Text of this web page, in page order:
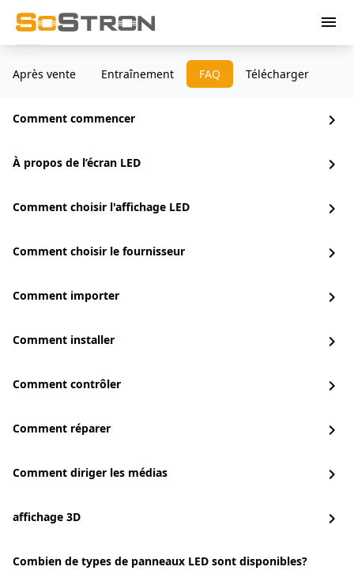
menu
Après vente Entraînement FAQ Télécharger
Comment commencer chevron_right
À propos de l’écran LED chevron_right
Comment choisir l'affichage LED chevron_right
Comment choisir le fournisseur chevron_right
Comment importer chevron_right
Comment installer chevron_right
Comment contrôler chevron_right
Comment réparer chevron_right
Comment diriger les médias chevron_right
affichage 3D chevron_right
Combien de types de panneaux LED sont disponibles?